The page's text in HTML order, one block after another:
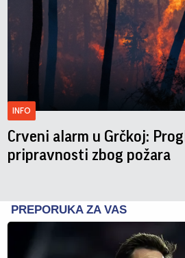
INFO
Crveni alarm u Grčkoj:
pripravnosti zbog požara